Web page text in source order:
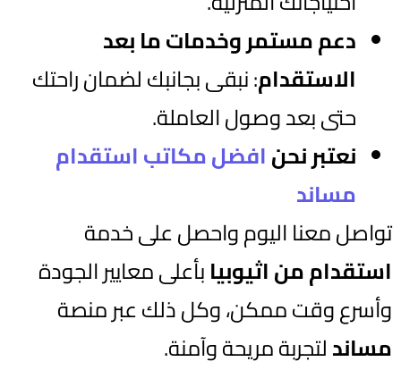
دعم مستمر وخدمات ما بعد
الاستقدام: نبقى بجانبك لضمان راحتك
حتى بعد وصول العاملة.
نعتبر نحنافضل مكاتب استقدام
مساند
تواصل معنا اليوم واحصل على خدمة
استقدام من اثيوبيابأعلى معايير الجودة
وأسرع وقت ممكن، وكل ذلك عبر منصة
مساندلتجربة مريحة وآمنة.